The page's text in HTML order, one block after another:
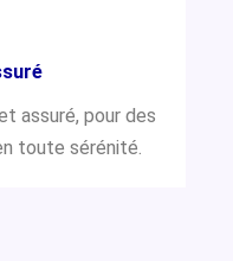
assuré, pour des
toute sérénité.